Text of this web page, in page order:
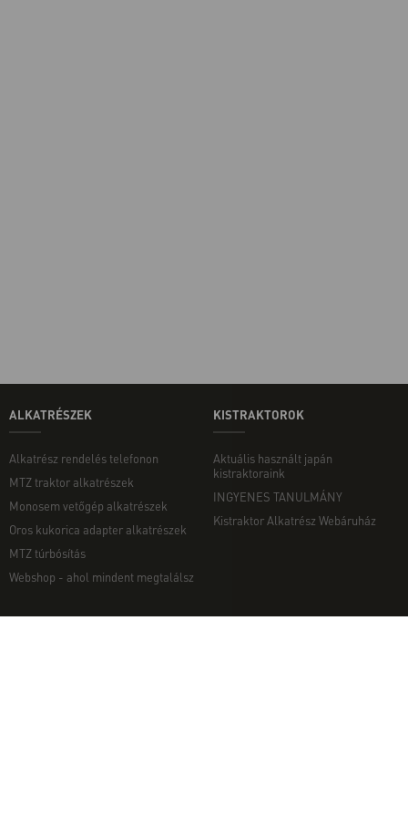
ALKATRÉSZEK
Alkatrész rendelés telefonon
MTZ traktor alkatrészek
Monosem vetőgép alkatrészek
Oros kukorica adapter alkatrészek
MTZ túrbósítás
Webshop - ahol mindent megtalálsz
KISTRAKTOROK
Aktuális használt japán
kistraktoraink
INGYENES TANULMÁNY
Kistraktor Alkatrész Webáruház